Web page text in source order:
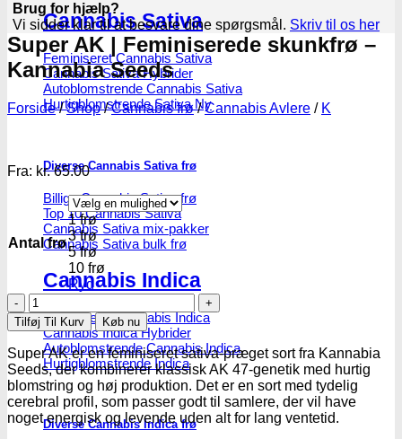
Cannabis Sativa
Feminiseret Cannabis Sativa
Cannabis Sativa Hybrider
Autoblomstrende Cannabis Sativa
Hurtigblomstrende Sativa
Diverse Cannabis Sativa frø
Billige Cannabis Sativa frø
Top 10 Cannabis Sativa
Cannabis Sativa mix-pakker
Cannabis Sativa bulk frø
Cannabis Indica
Feminiseret Cannabis Indica
Cannabis Indica Hybrider
Autoblomstrende Cannabis Indica
Hurtigblomstrende Indica
Diverse Cannabis Indica frø
Brug for hjælp?
Vi sidder klar til at besvare dine spørgsmål. Skriv til os her
Super AK | Feminiserede skunkfrø –
Kannabia Seeds
Forside / Shop / Cannabis frø / Cannabis Avlere / K
Fra: kr.65.00
Antal frø
1 frø
3 frø
5 frø
10 frø
Ryd
Super
AK
|
Feminiserede
skunkfrø
-
Kannabia
Seeds
antal
Tilføj Til Kurv Køb nu
Super AK er en feminiseret sativa-præget sort fra Kannabia
Seeds, der kombinerer klassisk AK 47-genetik med hurtig
blomstring og høj produktion. Det er en sort med tydelig
cerebral profil, som passer godt til samlere, der vil have
noget energisk og levende uden alt for lang ventetid.